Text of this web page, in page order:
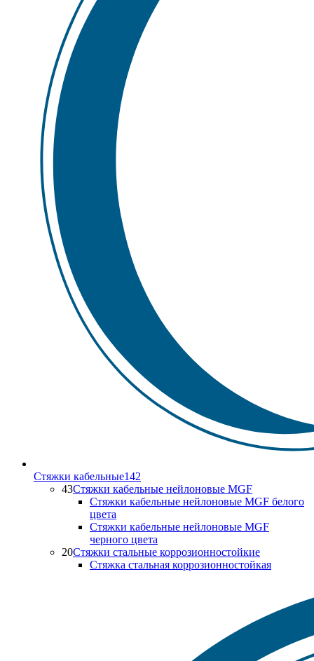
Стяжки кабельные142
43Стяжки кабельные нейлоновые MGF
Стяжки кабельные нейлоновые MGF белого
цвета
Стяжки кабельные нейлоновые MGF
черного цвета
20Стяжки стальные коррозионностойкие
Стяжка стальная коррозионностойкая